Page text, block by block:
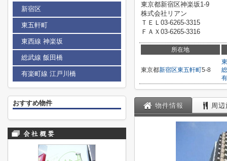
東京都新宿区神楽坂1-9
株式会社リアン
ＴＥＬ03-6265-3315
ＦＡＸ03-6265-3316
所在地
東京都新宿区東五軒町5-8
物件情報 周
新宿区
東五軒町
東西線 神楽坂
総武線 飯田橋
有楽町線 江戸川橋
おすすめ物件